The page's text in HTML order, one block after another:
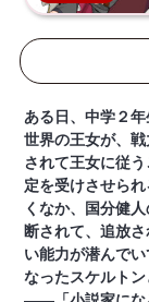
ある日、中学２
世界の王女が、
されて王女に従
定を受けさせら
くなか、国分健
断されて、追放
い能力が潜んで
なったスケルト